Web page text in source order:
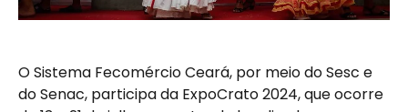
O Sistema Fecomércio Ceará, por meio do Sesc e
do Senac, participa da ExpoCrato 2024, que ocorre